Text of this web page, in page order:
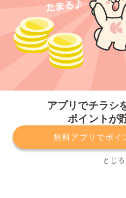
アプリでチラシ
ポイントが
無料アプリでポイ
とじる
プライバシーポリシー 利
サービスに関してのお問い合わせ